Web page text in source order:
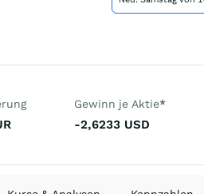
Gewinn je Aktie*
-2,6233 USD